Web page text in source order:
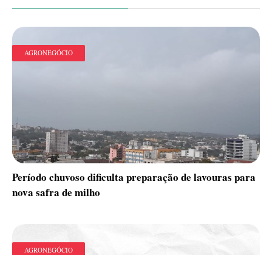
AGRONEGÓCIO
Período chuvoso dificulta preparação de lavouras para
nova safra de milho
AGRONEGÓCIO